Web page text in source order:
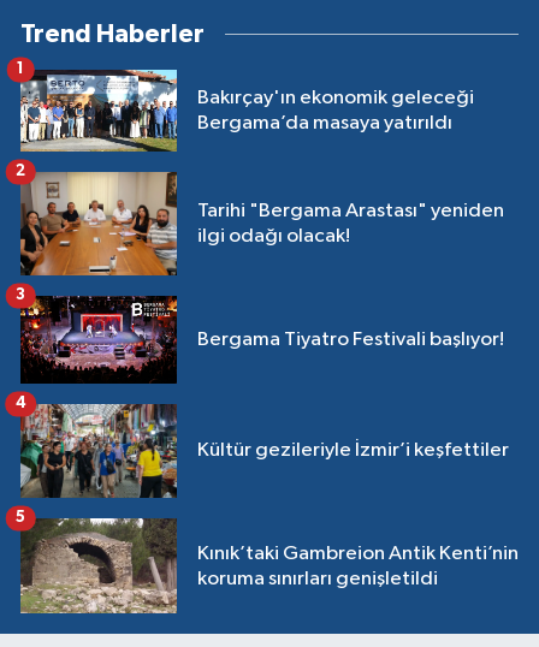
Trend Haberler
Bakırçay'ın ekonomik geleceği
Bergama’da masaya yatırıldı
1
Tarihi "Bergama Arastası" yeniden
ilgi odağı olacak!
2
Bergama Tiyatro Festivali başlıyor!
3
Kültür gezileriyle İzmir’i keşfettiler
4
Kınık’taki Gambreion Antik Kenti’nin
koruma sınırları genişletildi
5